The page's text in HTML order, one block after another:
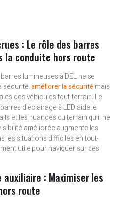
: Le rôle des barres
la conduite hors route
lumineuses à DEL ne se
sécurité.améliorer la sécurité mais
des véhicules tout-terrain. Le
d’éclairage à LED aide le
et les nuances du terrain qu’il ne
améliorée augmente les
les situations difficiles en tout-
utile pour naviguer sur des
: Maximiser les
route